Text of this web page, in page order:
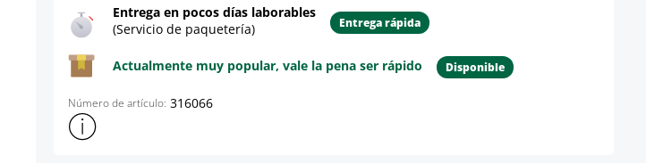
Entrega en pocos días laborables
(Servicio de paquetería)
Entrega rápida
Actualmente muy popular, vale la pena ser rápido Disponible
Número de artículo: 316066
Mostrar más información sobre el producto